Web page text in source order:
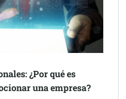
¿Por qué es
una empresa?